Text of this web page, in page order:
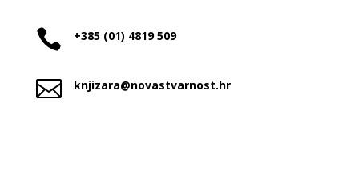
 +385 (01) 4819 509
 knjizara@novastvarnost.hr